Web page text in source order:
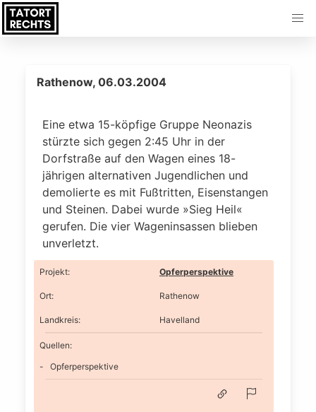
Rathenow, 06.03.2004
Eine etwa 15-köpfige Gruppe Neonazis
stürzte sich gegen 2:45 Uhr in der
Dorfstraße auf den Wagen eines 18-
jährigen alternativen Jugendlichen und
demolierte es mit Fußtritten, Eisenstangen
und Steinen. Dabei wurde »Sieg Heil«
gerufen. Die vier Wageninsassen blieben
unverletzt.
Projekt: Opferperspektive
Ort: Rathenow
Landkreis: Havelland
Quellen:
Opferperspektive